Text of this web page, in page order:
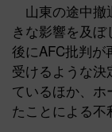
山東の途中撤
きな影響を及
後にAFC批判が
受けるような
ているほか、ホ
たことによる不